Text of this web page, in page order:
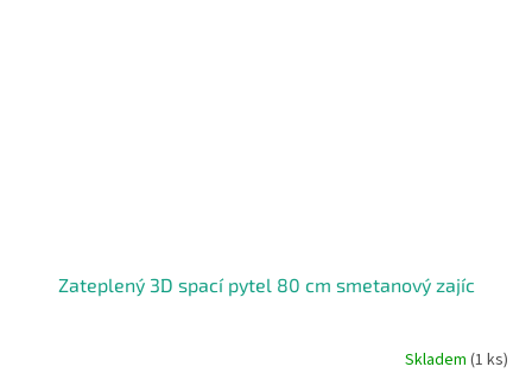
Zateplený 3D spací pytel 80 cm smetanový zajíc
Skladem (1 ks)